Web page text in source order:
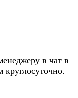
в чат в